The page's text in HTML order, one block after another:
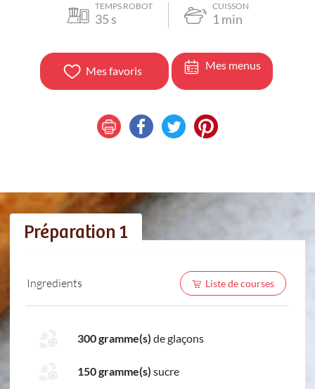
TEMPS ROBOT
35 s
CUISSON
1 min
Mes favoris Mes menus
Préparation 1
Ingredients Liste de courses
300 gramme(s) de glaçons
150 gramme(s) sucre